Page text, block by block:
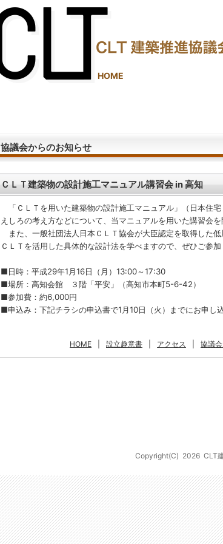
HOME
協議会からのお知らせ
ＣＬＴ建築物の設計施工マニュアル講習会 in 高知
「ＣＬＴを用いた建築物の設計施工マニュアル」（日本住
えしろの考え方などについて、当マニュアルを用いた講習会を
また、一般社団法人日本ＣＬＴ協会が大臣認定を取得した低
ＣＬＴを活用した具体的な設計法を学べますので、ぜひご参加
■日時：平成29年1月16日（月）13:00～17:30
■場所：高知会館 ３階「平安」（高知市本町5-6-42）
■参加費：約6,000円
■申込み：下記チラシの申込書で1月10日（火）までにお申し
HOME 設立趣意書 アクセス 協議
Copyright(C) 2026 CLT